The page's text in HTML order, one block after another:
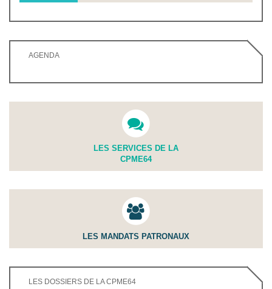
AGENDA
LES SERVICES DE LA
CPME64
LES MANDATS PATRONAUX
LES DOSSIERS DE LA CPME64